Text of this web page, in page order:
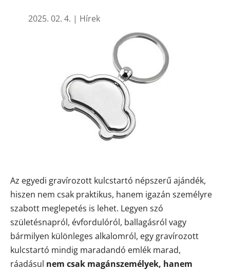
2025. 02. 4. | Hírek
Az egyedi gravírozott kulcstartó népszerű ajándék,
hiszen nem csak praktikus, hanem igazán személyre
szabott meglepetés is lehet. Legyen szó
születésnapról, évfordulóról, ballagásról vagy
bármilyen különleges alkalomról, egy gravírozott
kulcstartó mindig maradandó emlék marad,
ráadásul nem csak magánszemélyek, hanem